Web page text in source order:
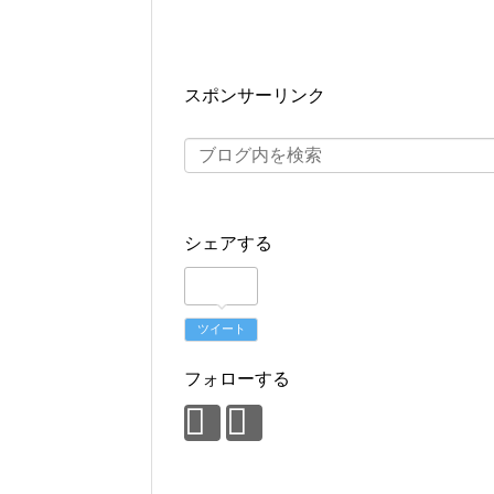
スポンサーリンク
シェアする
ツイート
フォローする